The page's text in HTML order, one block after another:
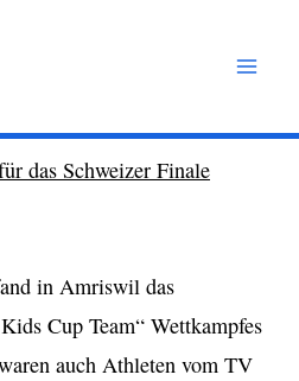
das Schweizer Finale
in Amriswil das
Cup Team“ Wettkampfes
auch Athleten vom TV